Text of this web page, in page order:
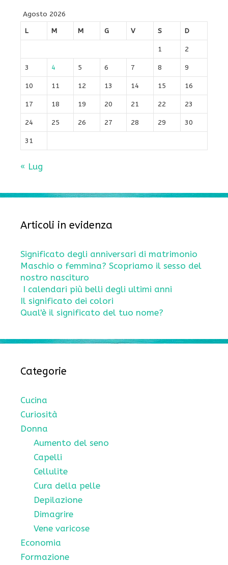
Agosto 2026
L
M M G V S D
1 2
3 4 5 6 7 8 9
10 11 12 13 14 15 16
17 18 19 20 21 22 23
24 25 26 27 28 29 30
31
« Lug
Articoli in evidenza
Significato degli anniversari di matrimonio
Maschio o femmina? Scopriamo il sesso del
nostro nascituro
I calendari più belli degli ultimi anni
Il significato dei colori
Qual'è il significato del tuo nome?
Categorie
Cucina
Curiosità
Donna
Aumento del seno
Capelli
Cellulite
Cura della pelle
Depilazione
Dimagrire
Vene varicose
Economia
Formazione